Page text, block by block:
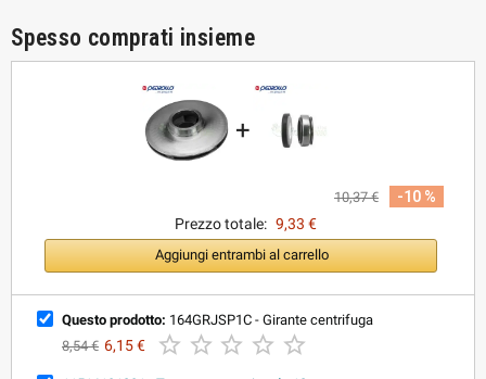
Spesso comprati insieme
+
10,37 €
-10 %
Prezzo totale: 9,33 €
Aggiungi entrambi al carrello
Questo prodotto: 164GRJSP1C - Girante centrifuga
8,54 € 6,15 €     